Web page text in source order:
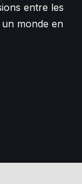
entre les
monde en